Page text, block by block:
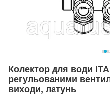
Колектор для води
регульованими
виходи, латунь